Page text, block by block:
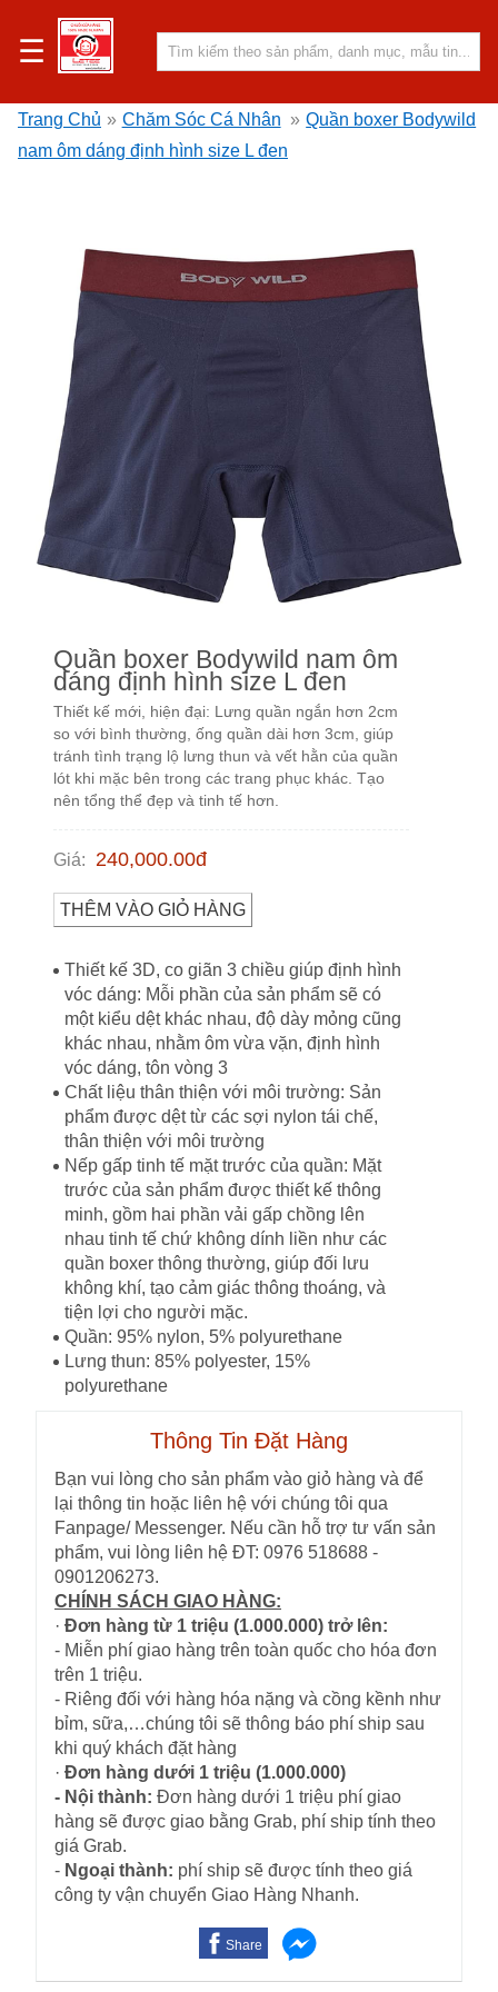
☰
Trang Chủ » Chăm Sóc Cá Nhân » Quần boxer Bodywild
nam ôm dáng định hình size L đen
Quần boxer Bodywild nam ôm
dáng định hình size L đen
Thiết kế mới, hiện đại: Lưng quần ngắn hơn 2cm
so với bình thường, ống quần dài hơn 3cm, giúp
tránh tình trạng lộ lưng thun và vết hằn của quần
lót khi mặc bên trong các trang phục khác. Tạo
nên tổng thể đẹp và tinh tế hơn.
Giá: 240,000.00đ
THÊM VÀO GIỎ HÀNG
Thiết kế 3D, co giãn 3 chiều giúp định hình
vóc dáng: Mỗi phần của sản phẩm sẽ có
một kiểu dệt khác nhau, độ dày mỏng cũng
khác nhau, nhằm ôm vừa vặn, định hình
vóc dáng, tôn vòng 3
Chất liệu thân thiện với môi trường: Sản
phẩm được dệt từ các sợi nylon tái chế,
thân thiện với môi trường
Nếp gấp tinh tế mặt trước của quần: Mặt
trước của sản phẩm được thiết kế thông
minh, gồm hai phần vải gấp chồng lên
nhau tinh tế chứ không dính liền như các
quần boxer thông thường, giúp đối lưu
không khí, tạo cảm giác thông thoáng, và
tiện lợi cho người mặc.
Quần: 95% nylon, 5% polyurethane
Lưng thun: 85% polyester, 15%
polyurethane
Thông Tin Đặt Hàng
Bạn vui lòng cho sản phẩm vào giỏ hàng và để
lại thông tin hoặc liên hệ với chúng tôi qua
Fanpage/ Messenger. Nếu cần hỗ trợ tư vấn sản
phẩm, vui lòng liên hệ ĐT: 0976 518688 -
0901206273.
CHÍNH SÁCH GIAO HÀNG:
· Đơn hàng từ 1 triệu (1.000.000) trở lên:
- Miễn phí giao hàng trên toàn quốc cho hóa đơn
trên 1 triệu.
- Riêng đối với hàng hóa nặng và cồng kềnh như
bỉm, sữa,…chúng tôi sẽ thông báo phí ship sau
khi quý khách đặt hàng
· Đơn hàng dưới 1 triệu (1.000.000)
- Nội thành: Đơn hàng dưới 1 triệu phí giao
hàng sẽ được giao bằng Grab, phí ship tính theo
giá Grab.
- Ngoại thành: phí ship sẽ được tính theo giá
công ty vận chuyển Giao Hàng Nhanh.
Share